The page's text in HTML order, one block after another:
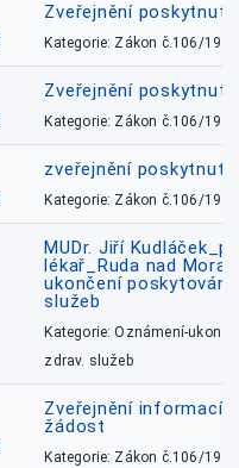
Zveřejnění
Kategorie: Zákon č.106/1999
Zveřejnění
Kategorie: Zákon č.106/1999
zveřejnění
Kategorie: Zákon č.106/1999
MUDr. Jiří
lékař_Ruda nad
ukončení
služeb
Kategorie: Oznámení-
zdrav. služeb
Zveřejnění informací
žádost
Kategorie: Zákon č.106/1999